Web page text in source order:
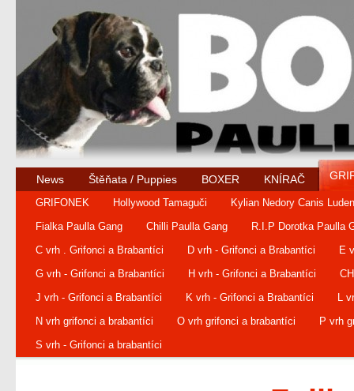
News Štěňata / Puppies BOXER KNÍRAČ
GRIFONEK Hollywood Tamaguči
Kylian Nedory Canis
Fialka Paulla Gang
Chilli Paulla Gang
R.I.P Dorotka Paulla
C vrh . Grifonci a Brabantíci
D vrh - Grifonci a Brabantíci
E
G vrh - Grifonci a Brabantíci
H vrh - Grifonci a Brabantíci
J vrh - Grifonci a Brabantíci
K vrh - Grifonci a Brabantíci
L
N vrh grifonci a brabantíci
O vrh grifonci a brabantíci
P vrh
S vrh - Grifonci a brabantíci